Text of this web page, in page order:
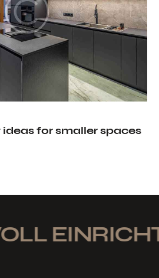
for smaller spaces